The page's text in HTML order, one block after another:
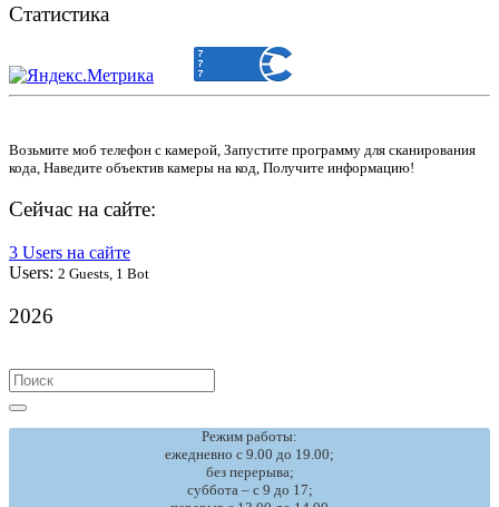
Статистика
Возьмите моб телефон с камерой, Запустите программу для сканирования
кода, Наведите объектив камеры на код, Получите информацию!
Сейчас на сайте:
3 Users на сайте
Users: 2 Guests, 1 Bot
2026
Search
for:
Режим работы:
ежедневно с 9.00 до 19.00;
без перерыва;
суббота – с 9 до 17;